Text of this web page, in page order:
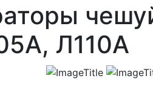
Л110А